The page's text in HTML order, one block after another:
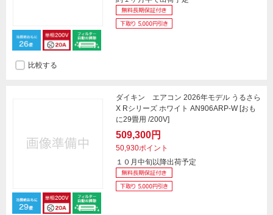
比較する
ダイキン エアコン 2026年モデル うるさら
X Rシリーズ ホワイト AN906ARP-W [おも
に29畳用 /200V]
509,300円
50,930ポイント
１０月中旬以降出荷予定